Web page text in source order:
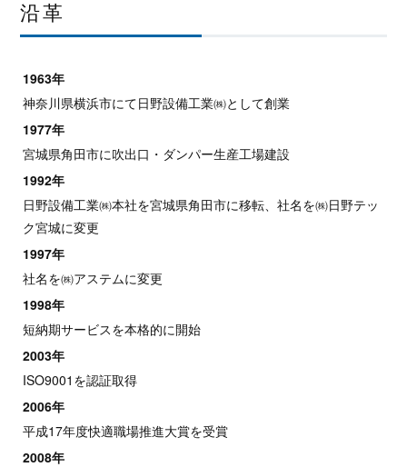
沿革
1963年
神奈川県横浜市にて日野設備工業㈱として創業
1977年
宮城県角田市に吹出口・ダンパー生産工場建設
1992年
日野設備工業㈱本社を宮城県角田市に移転、社名を㈱日野テッ
ク宮城に変更
1997年
社名を㈱アステムに変更
1998年
短納期サービスを本格的に開始
2003年
ISO9001を認証取得
2006年
平成17年度快適職場推進大賞を受賞
2008年